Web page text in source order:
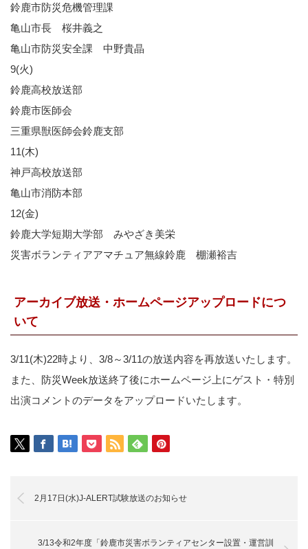
鈴鹿市防災危機管理課
亀山市長 桜井義之
亀山市防災安全課 中野貴晶
9(火)
鈴鹿高校放送部
鈴鹿市医師会
三重県獣医師会鈴鹿支部
11(木)
神戸高校放送部
亀山市消防本部
12(金)
鈴鹿大学短期大学部 みやざき美栄
災害ボランティアアマチュア無線鈴鹿 棚瀬裕吉
アーカイブ放送・ホームページアップロードにつ
いて
3/11(木)22時より、3/8～3/11の放送内容を再放送いたします。
また、防災Week放送終了後にホームページ上にゲスト・特別
出演コメントのデータをアップロードいたします。
2月17日(水)J-ALERT試験放送のお知らせ
3/13令和2年度「鈴鹿市災害ボランティアセンター設置・運営訓